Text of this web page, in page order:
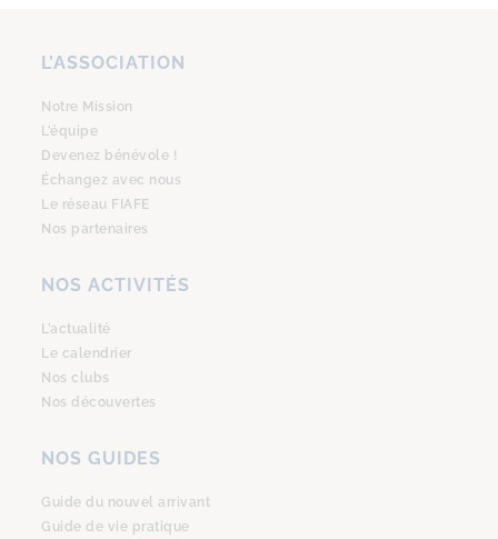
L’ASSOCIATION
Notre Mission
L’équipe
Devenez bénévole !
Échangez avec nous
Le réseau FIAFE
Nos partenaires
NOS ACTIVITÉS
L’actualité
Le calendrier
Nos clubs
Nos découvertes
NOS GUIDES
Guide du nouvel arrivant
Guide de vie pratique